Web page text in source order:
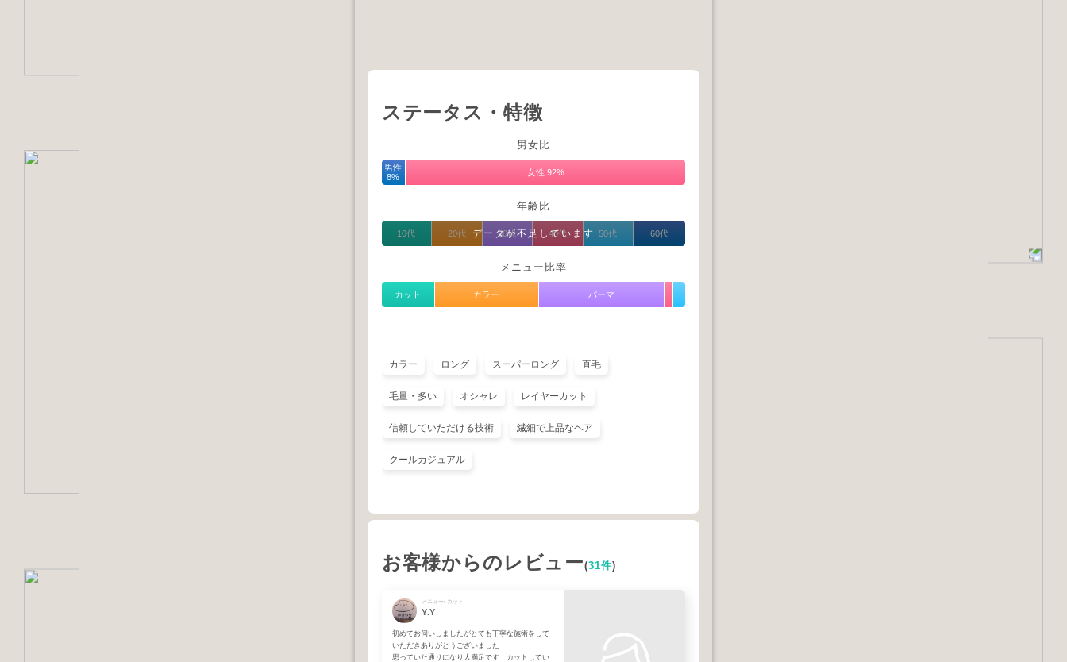
ステータス・特徴
男女比
男性
8%
女性 92%
年齢比
データが不足しています
10代 20代 30代 40代 50代 60代
メニュー比率
カット カラー パーマ
カラー ロング スーパーロング 直毛
毛量・多い オシャレ レイヤーカット
信頼していただける技術 繊細で上品なヘア
クールカジュアル
お客様からのレビュー(31件)
メニュー/ カット
Y.Y
初めてお伺いしましたがとても丁寧な施術をして
いただきありがとうございました！
思っていた通りになり大満足です！カットしてい